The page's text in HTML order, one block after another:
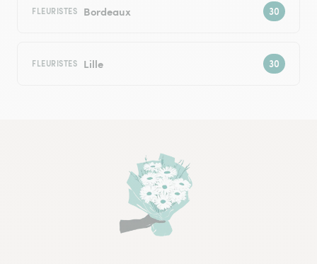
FLEURISTES Bordeaux
FLEURISTES Lille